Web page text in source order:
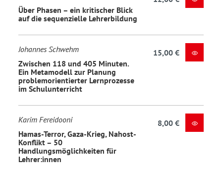
Über Phasen – ein kritischer Blick
auf die sequenzielle Lehrerbildung
Johannes Schwehm
Zwischen 118 und 405 Minuten.
Ein Metamodell zur Planung
problemorientierter Lernprozesse
im Schulunterricht
15,00 €
Karim Fereidooni
Hamas-Terror, Gaza-Krieg, Nahost-
Konflikt – 50
Handlungsmöglichkeiten für
Lehrer:innen
8,00 €